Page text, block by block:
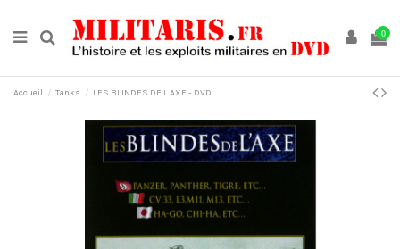
0
Accueil Tanks LES BLINDES DE L AXE - DVD